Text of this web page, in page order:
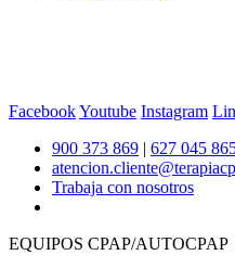
FacebookYoutube Instagram
900 373 869 | 627 045
Trabaja con nosotros
EQUIPOS CPAP/AUTOCPAP